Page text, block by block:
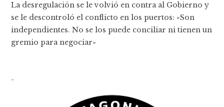
La desregulación se le volvió en contra al Gobierno y
se le descontroló el conflicto en los puertos: «Son
independientes. No se los puede conciliar ni tienen un
gremio para negociar»
-